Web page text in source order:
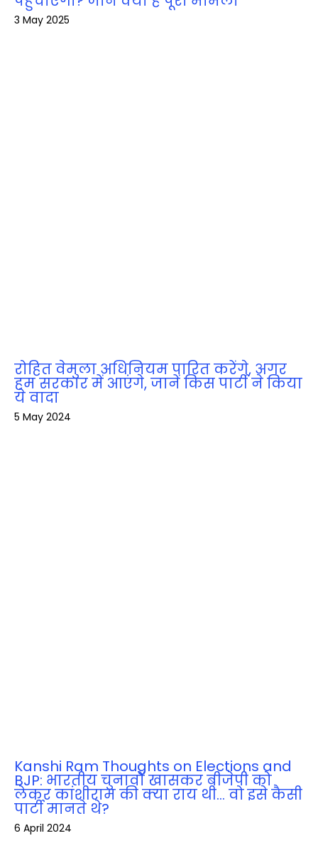
3 May 2025
रोहित वेमुला अधिनियम पारित करेंगे, अगर
हम सरकार में आएंगे, जानें किस पार्टी ने किया
ये वादा
5 May 2024
Kanshi Ram Thoughts on Elections and
BJP: भारतीय चुनावों खासकर बीजेपी को
लेकर कांशीराम की क्‍या राय थी… वो इसे कैसी
पार्टी मानते थे?
6 April 2024